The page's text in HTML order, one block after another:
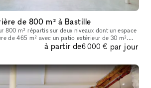
de 800 m² à Bastille
800 m² répartis sur deux niveaux dont un espace
de 465 m² avec un patio extérieur de 30 m².
jointe une présentation détaillée
à partir de6 000 € par jour